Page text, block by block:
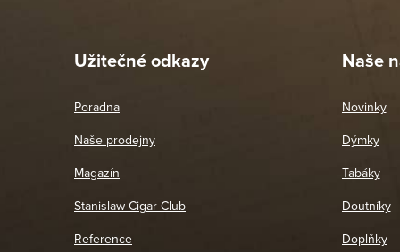
Užitečné odkazy
Poradna
Naše prodejny
Magazín
Stanislaw Cigar Club
Reference
Naše
Novinky
Dýmky
Tabáky
Doutníky
Doplňky